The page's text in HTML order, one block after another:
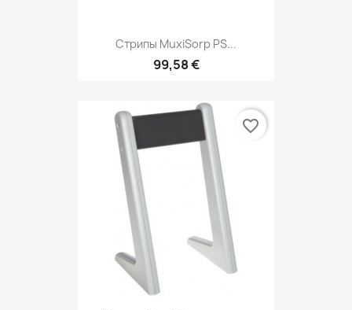
Стрипы MuxiSorp PS...
99,58 €
favorite_border